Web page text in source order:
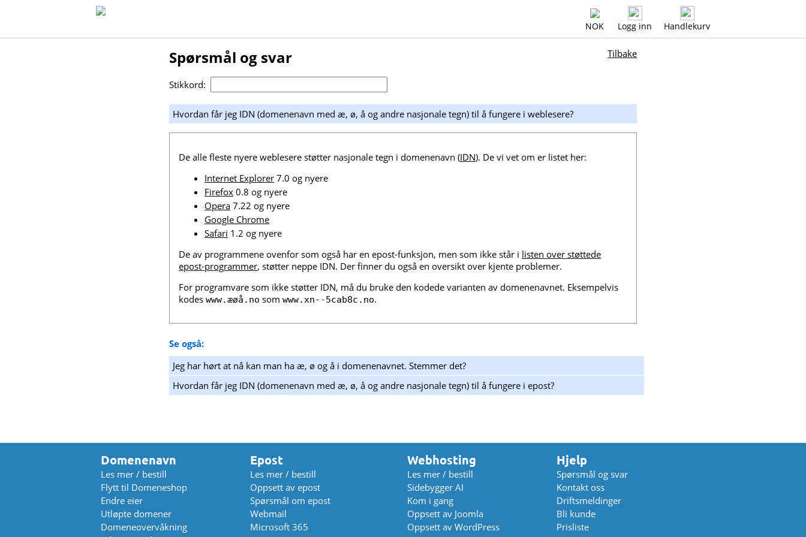
NOK Logg inn Handlekurv
Spørsmål og svar Tilbake
Stikkord:
Hvordan får jeg IDN (domenenavn med æ, ø, å og andre nasjonale tegn) til å fungere i weblesere?
De alle fleste nyere weblesere støtter nasjonale tegn i domenenavn (IDN). De vi vet om er listet her:
Internet Explorer 7.0 og nyere
Firefox 0.8 og nyere
Opera 7.22 og nyere
Google Chrome
Safari 1.2 og nyere
De av programmene ovenfor som også har en epost-funksjon, men som ikke står i listen over støttede
epost-programmer, støtter neppe IDN. Der finner du også en oversikt over kjente problemer.
For programvare som ikke støtter IDN, må du bruke den kodede varianten av domenenavnet. Eksempelvis
kodes www.æøå.no som www.xn--5cab8c.no.
Se også:
Jeg har hørt at nå kan man ha æ, ø og å i domenenavnet. Stemmer det?
Hvordan får jeg IDN (domenenavn med æ, ø, å og andre nasjonale tegn) til å fungere i epost?
Domenenavn
Les mer / bestill
Flytt til Domeneshop
Endre eier
Utløpte domener
Domeneovervåkning
Epost
Les mer / bestill
Oppsett av epost
Spørsmål om epost
Webmail
Microsoft 365
Webhosting
Les mer / bestill
Sidebygger AI
Kom i gang
Oppsett av Joomla
Oppsett av WordPress
Hjelp
Spørsmål og svar
Kontakt oss
Driftsmeldinger
Bli kunde
Prisliste